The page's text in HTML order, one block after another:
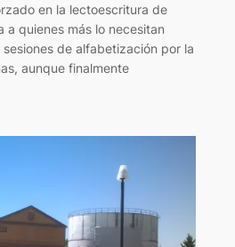
en la lectoescritura de
a quienes más lo necesitan
de alfabetización por la
aunque finalmente